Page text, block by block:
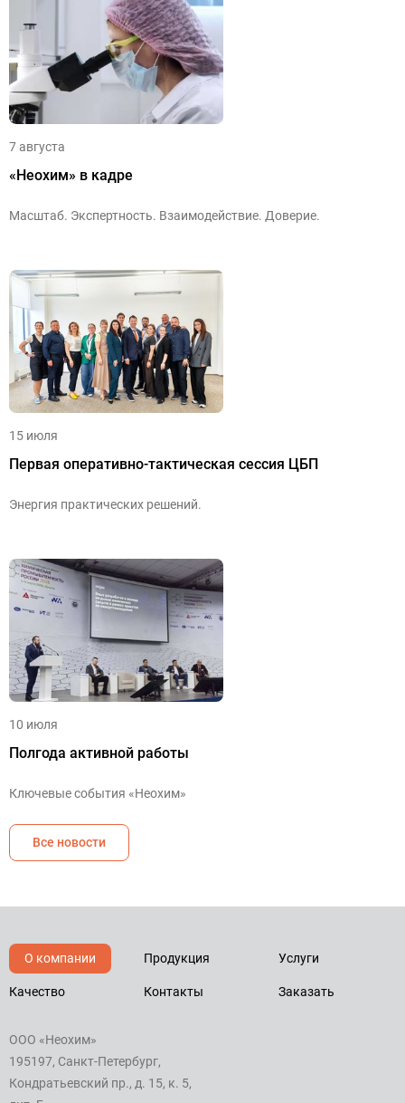
7 августа
«Неохим» в кадре
Масштаб. Экспертность. Взаимодействие. Доверие.
15 июля
Первая оперативно-тактическая сессия ЦБП
Энергия практических решений.
10 июля
Полгода активной работы
Ключевые события «Неохим»
Все новости
О компании Продукция Услуги
Качество Контакты Заказать
ООО «Неохим»
195197, Санкт-Петербург,
Кондратьевский пр., д. 15, к. 5,